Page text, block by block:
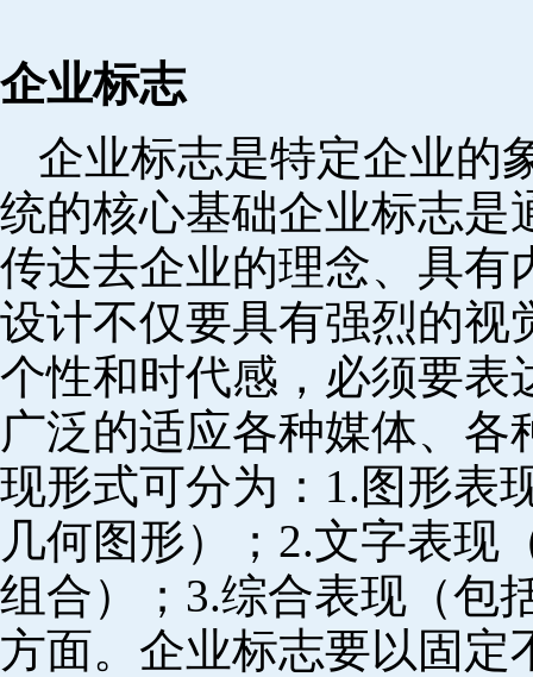
企业标志
企业标志是特定企业的
统的核心基础企业标志是
传达去企业的理念、具有
设计不仅要具有强烈的视
个性和时代感，必须要表
广泛的适应各种媒体、
现形式可分为：1.图形表
几何图形）；2.文字表现
组合）；3.综合表现（包
方面。企业标志要以固定